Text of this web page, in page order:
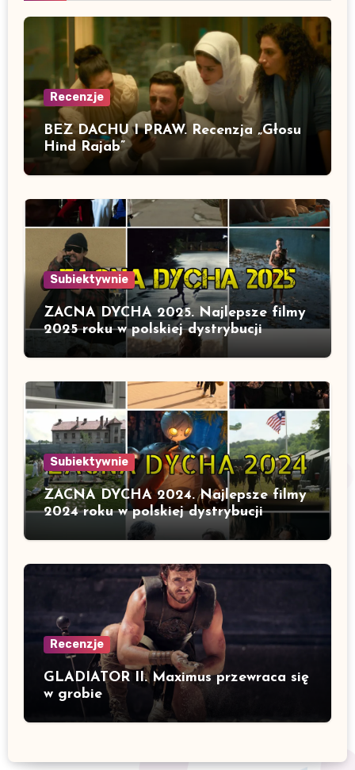
Recenzje
BEZ DACHU I PRAW. Recenzja „Głosu
Hind Rajab”
Subiektywnie
ZACNA DYCHA 2025. Najlepsze filmy
2025 roku w polskiej dystrybucji
Subiektywnie
ZACNA DYCHA 2024. Najlepsze filmy
2024 roku w polskiej dystrybucji
Recenzje
GLADIATOR II. Maximus przewraca się
w grobie